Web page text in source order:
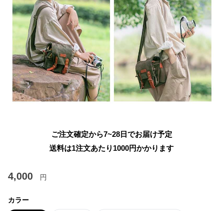
ご注文確定から7~28日でお届け予定
送料は1注文あたり 1000円かかります
4,000 円
カラー